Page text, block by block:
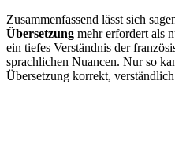
Zusammenfassend lässt sich
Übersetzung mehr erfordert als
ein tiefes Verständnis der
sprachlichen Nuancen. Nur so
Übersetzung korrekt,